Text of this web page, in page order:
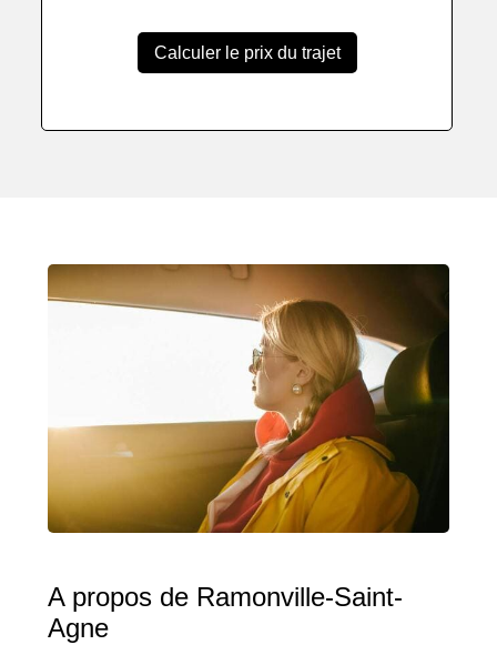
Calculer le prix du trajet
A propos de Ramonville-Saint-
Agne